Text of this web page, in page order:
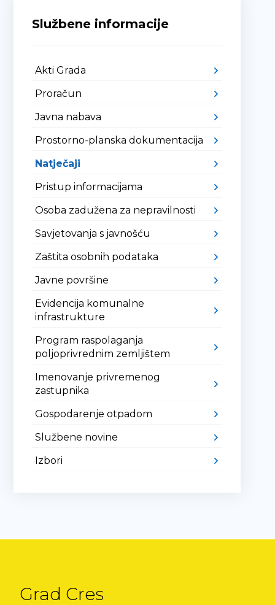
Službene informacije
Akti Grada
Proračun
Javna nabava
Prostorno-planska dokumentacija
Natječaji
Pristup informacijama
Osoba zadužena za nepravilnosti
Savjetovanja s javnošću
Zaštita osobnih podataka
Javne površine
Evidencija komunalne
infrastrukture
Program raspolaganja
poljoprivrednim zemljištem
Imenovanje privremenog
zastupnika
Gospodarenje otpadom
Službene novine
Izbori
Grad Cres